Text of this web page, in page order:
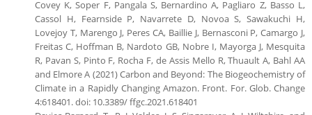
Covey K, Soper F, Pangala S, Bernardino A, Pagliaro Z, Basso L,
Cassol H, Fearnside P, Navarrete D, Novoa S, Sawakuchi H,
Lovejoy T, Marengo J, Peres CA, Baillie J, Bernasconi P, Camargo J,
Freitas C, Hoffman B, Nardoto GB, Nobre I, Mayorga J, Mesquita
R, Pavan S, Pinto F, Rocha F, de Assis Mello R, Thuault A, Bahl AA
and Elmore A (2021) Carbon and Beyond: The Biogeochemistry of
Climate in a Rapidly Changing Amazon. Front. For. Glob. Change
4:618401. doi: 10.3389/ ffgc.2021.618401